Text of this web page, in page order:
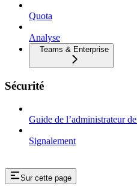
Quota
Analyse
Teams & Enterprise
Sécurité
Guide de l’administrateur
Signalement
Sur cette page